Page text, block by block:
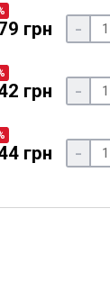
грн -
грн -
грн -